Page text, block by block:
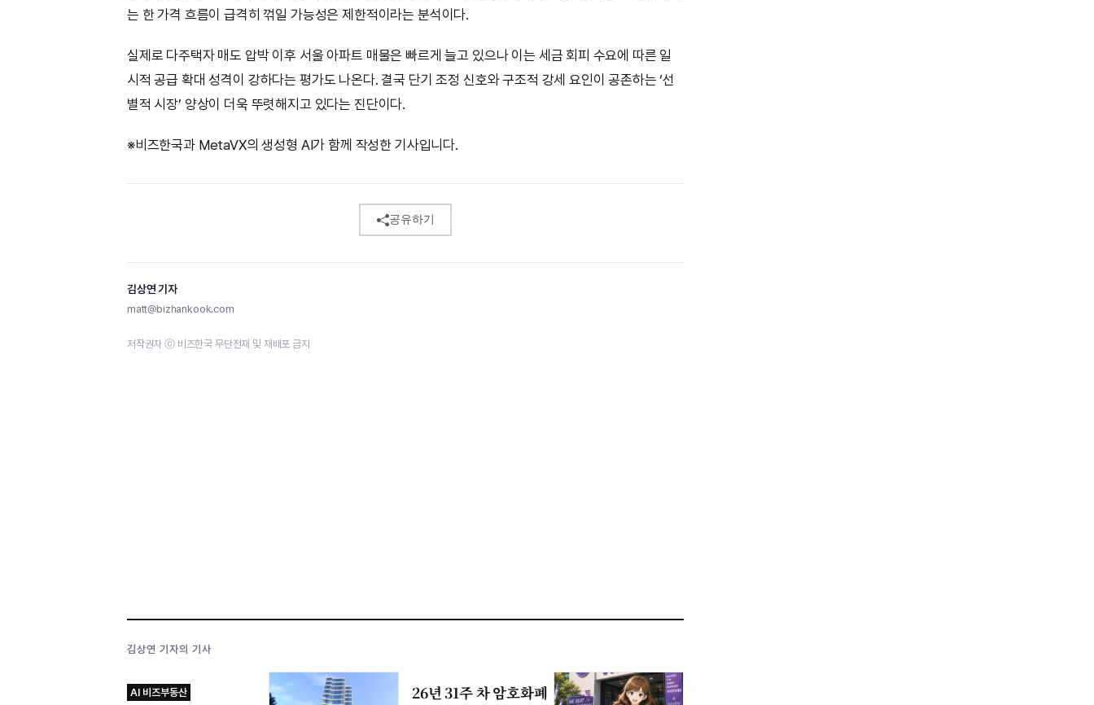
는 한 가격 흐름이 급격히 꺾일 가능성은 제한적이라는 분석이다.
실제로 다주택자 매도 압박 이후 서울 아파트 매물은 빠르게 늘고 있으나 이는 세금 회피 수요에 따른 일
시적 공급 확대 성격이 강하다는 평가도 나온다. 결국 단기 조정 신호와 구조적 강세 요인이 공존하는 ‘선
별적 시장’ 양상이 더욱 뚜렷해지고 있다는 진단이다.
※비즈한국과 MetaVX의 생성형 AI가 함께 작성한 기사입니다.
공유하기
김상연 기자
matt@bizhankook.com
저작권자 ⓒ 비즈한국 무단전재 및 재배포 금지
김상연 기자의 기사
AI 비즈부동산
26년 31주 차 암호화폐